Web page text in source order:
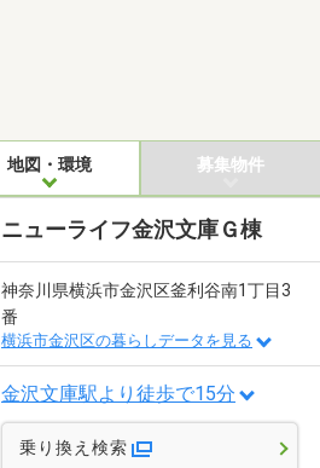
地図・環境 募集物件
ニューライフ金沢文庫Ｇ棟
神奈川県横浜市金沢区釜利谷南1丁目3
番
横浜市金沢区の暮らしデータを見る
金沢文庫駅より徒歩で15分
乗り換え検索